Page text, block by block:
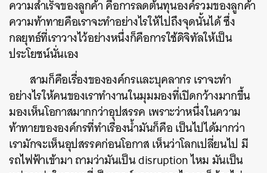
ความสำเร็จของลูกค้า คือการลดต้นทุนองค์รวมของลูกค้า
ความท้าทายคือเราจะทำอย่างไรให้ไปถึงจุดนั้นได้ ซึ่ง
กลยุทธ์ที่เราวางไว้อย่างหนึ่งก็คือการใช้ดิจิทัลให้เป็น
ประโยชน์นั่นเอง
สามก็คือเรื่องขององค์กรและบุคลากร เราจะทำ
อย่างไรให้คนของเราทำงานในมุมมองที่เปิดกว้างมากขึ้น
มองเห็นโอกาสมากกว่าอุปสรรค เพราะว่าหนึ่งในความ
ท้าทายขององค์กรที่ทำเรื่องน้ำมันก็คือ เป็นไปได้มากว่า
เรามักจะเห็นอุปสรรคก่อนโอกาส เห็นว่าโลกเปลี่ยนไป มี
รถไฟฟ้าเข้ามา ถามว่ามันเป็น disruption ไหม มันเป็น